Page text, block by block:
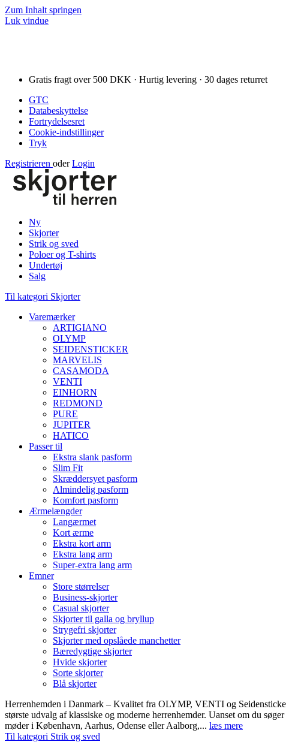
Zum Inhalt springen
Luk vindue
Gratis fragt over 500 DKK · Hurtig levering · 30 dages returret
GTC
Databeskyttelse
Fortrydelsesret
Cookie-indstillinger
Tryk
Registrieren oder Login
Ny
Skjorter
Strik og sved
Poloer og T-shirts
Undertøj
Salg
Til kategori Skjorter
Varemærker
ARTIGIANO
OLYMP
SEIDENSTICKER
MARVELIS
CASAMODA
VENTI
EINHORN
REDMOND
PURE
JUPITER
HATICO
Passer til
Ekstra slank pasform
Slim Fit
Skræddersyet pasform
Almindelig pasform
Komfort pasform
Ærmelængder
Langærmet
Kort ærme
Ekstra kort arm
Ekstra lang arm
Super-extra lang arm
Emner
Store størrelser
Business-skjorter
Casual skjorter
Skjorter til galla og bryllup
Strygefri skjorter
Skjorter med opslåede manchetter
Bæredygtige skjorter
Hvide skjorter
Sorte skjorter
Blå skjorter
Herrenhemden i Danmark – Kvalitet fra OLYMP, VENTI og
største udvalg af klassiske og moderne herrenhemder. Uanset om du
møder i København, Aarhus, Odense eller Aalborg,... læs mere
Til kategori Strik og sved